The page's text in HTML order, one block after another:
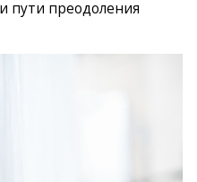
пути преодоления